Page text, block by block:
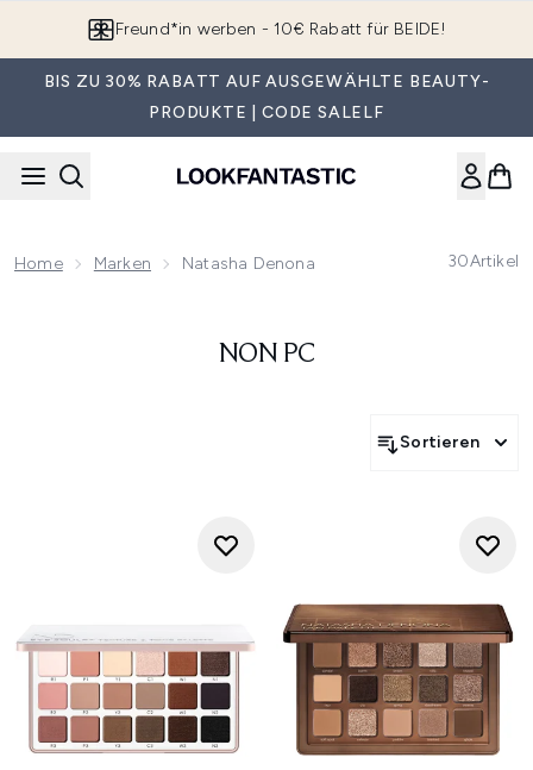
Freund*in werben - 10€ Rabatt für BEIDE!
BIS ZU 30% RABATT AUF AUSGEWÄHLTE BEAUTY-
PRODUKTE | CODE SALELF
Home Marken Natasha Denona 30Artikel
NON PC
Sortieren